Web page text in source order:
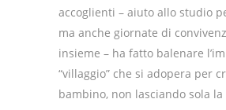
accoglienti – aiuto allo studio
ma anche giornate di
insieme – ha fatto balenare
“villaggio” che si adopera per
bambino, non lasciando sola